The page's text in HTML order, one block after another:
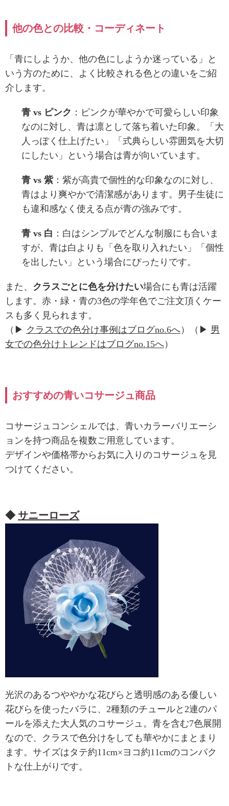
他の色との比較・コーディネート
「青にしようか、他の色にしようか迷っている」と
いう方のために、よく比較される色との違いをご紹
介します。
青 vs ピンク ：ピンクが華やかで可愛らしい印象
なのに対し、青は凛として落ち着いた印象。「大
人っぽく仕上げたい」「式典らしい雰囲気を大切
にしたい」という場合は青が向いています。
青 vs 紫：紫が高貴で個性的な印象なのに対し、
青はより爽やかで清潔感があります。男子生徒に
も違和感なく使える点が青の強みです。
青 vs 白 ：白はシンプルでどんな制服にも合いま
すが、青は白よりも「色を取り入れたい」「個性
を出したい」という場合にぴったりです。
また、 クラスごとに色を分けたい場合にも青は活躍
します。赤・緑・青の3色の学年色でご注文頂くケー
スも多く見られます。
（▶ クラスでの色分け事例はブログno.6へ）（▶ 男
女での色分けトレンドはブログno.15へ）
おすすめの青いコサージュ商品
コサージュコンシェルでは、青いカラーバリエーシ
ョンを持つ商品を複数ご用意しています。
デザインや価格帯からお気に入りのコサージュを見
つけてください。
◆サニーローズ
光沢のあるつややかな花びらと透明感のある優しい
花びらを使ったバラに、2種類のチュールと2連のパ
ールを添えた大人気のコサージュ。青を含む7色展開
なので、クラスで色分けをしても華やかにまとまり
ます。サイズはタテ約11cm×ヨコ約11cmのコンパク
トな仕上がりです。